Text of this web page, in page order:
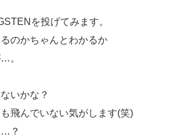
を投げてみます。
のかちゃんとわかるか
。
いかな？
飛んでいない気がします(笑)
…？